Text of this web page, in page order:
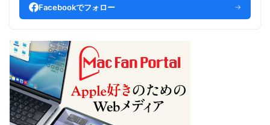
Facebookでフォロー →